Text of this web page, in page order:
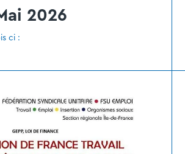
2026
ci :